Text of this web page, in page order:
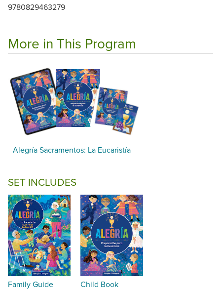
9780829463279
More in This Program
Alegría Sacramentos: La Eucaristía
SET INCLUDES
Family Guide Child Book